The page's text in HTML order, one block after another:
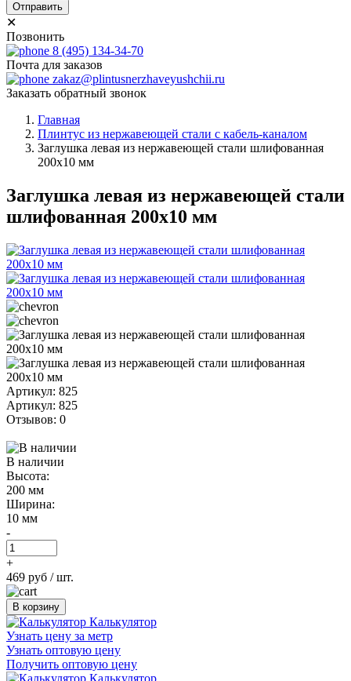
Отправить
✕
Позвонить
8 (495) 134-34-70
Почта для заказов
zakaz@plintusnerzhaveyushchii.ru
Заказать обратный звонок
Главная
Плинтус из нержавеющей стали с кабель-каналом
Заглушка левая из нержавеющей стали шлифованная
200х10 мм
Заглушка левая из нержавеющей стали
шлифованная 200х10 мм
Артикул: 825
Артикул: 825
Отзывов: 0
В наличии
Высота:
200 мм
Ширина:
10 мм
-
+
469 руб / шт.
В корзину
Калькулятор
Узнать цену за метр
Узнать оптовую цену
Получить оптовую цену
Калькулятор